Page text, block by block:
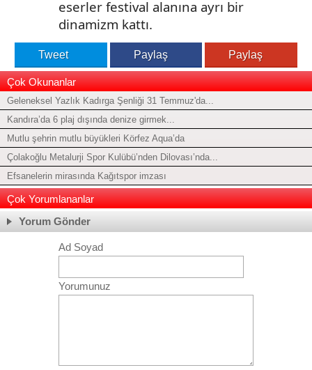
eserler festival alanına ayrı bir
dinamizm kattı.
Tweet Paylaş Paylaş
Çok Okunanlar
Geleneksel Yazlık Kadırga Şenliği 31 Temmuz'da...
Kandıra’da 6 plaj dışında denize girmek...
Mutlu şehrin mutlu büyükleri Körfez Aqua’da
Çolakoğlu Metalurji Spor Kulübü’nden Dilovası’nda...
Efsanelerin mirasında Kağıtspor imzası
Çok Yorumlananlar
Yorum Gönder
Ad Soyad
Yorumunuz